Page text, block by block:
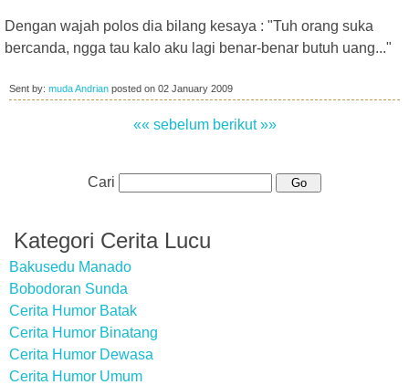
Dengan wajah polos dia bilang kesaya : "Tuh orang suka
bercanda, ngga tau kalo aku lagi benar-benar butuh uang..."
Sent by: muda Andrian posted on 02 January 2009
«« sebelum berikut »»
Cari
Kategori Cerita Lucu
Bakusedu Manado
Bobodoran Sunda
Cerita Humor Batak
Cerita Humor Binatang
Cerita Humor Dewasa
Cerita Humor Umum